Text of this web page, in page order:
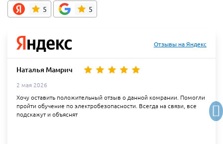
5
5
Отзывы на Яндекс
Наталья Мамрич
2 мая 2026
Хочу оставить положительный отзыв о данной комрании. Помогли
пройти обучение по электробезопасности. Всегда на связи, все
подскажут и объяснят